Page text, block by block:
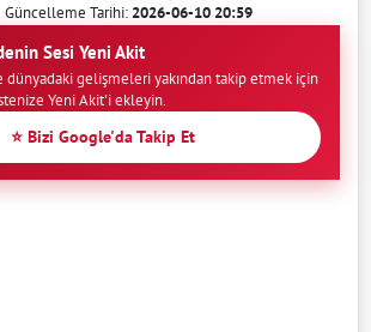
Güncelleme Tarihi:2026-06-10 20:59
Sesi Yeni Akit
dünyadaki gelişmeleri yakından takip etmek için
Yeni Akit'i ekleyin.
⭐ Bizi Google'da Takip Et